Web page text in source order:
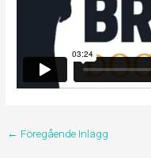
← Föregående Inlägg